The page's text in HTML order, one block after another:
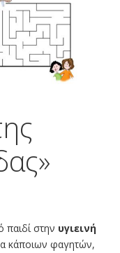
παιδί στην υγιεινή
κάποιων φαγητών,